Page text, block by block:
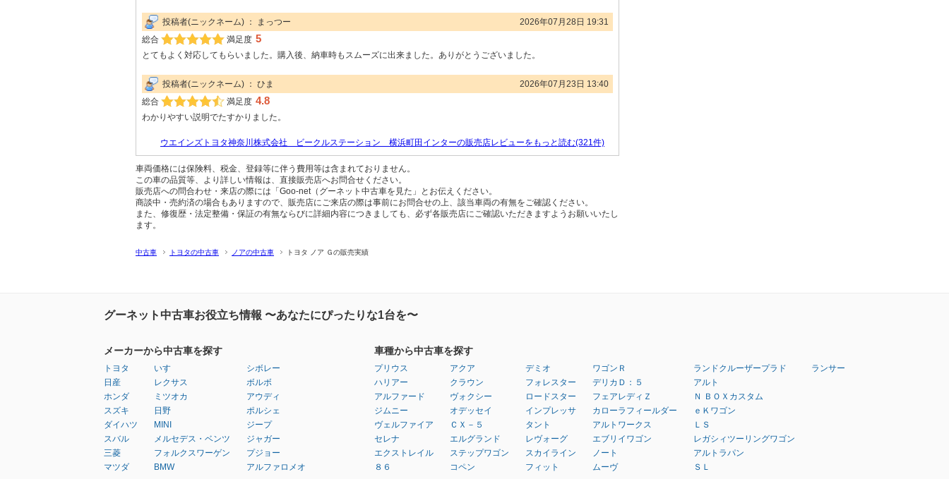
投稿者(ニックネーム) ： まっつー
2026年07月28日 19:31
総合
満足度 5
とてもよく対応してもらいました。購入後、納車時もスムーズに出来ました。ありがとうございました。
投稿者(ニックネーム) ： ひま
2026年07月23日 13:40
総合
満足度 4.8
わかりやすい説明でたすかりました。
ウエインズトヨタ神奈川株式会社 ビークルステーション 横浜町田インターの販売店レビューをもっと読む(321件)
車両価格には保険料、税金、登録等に伴う費用等は含まれておりません。
この車の品質等、より詳しい情報は、直接販売店へお問合せください。
販売店への問合わせ・来店の際には「Goo-net（グーネット中古車を見た」とお伝えください。
商談中・売約済の場合もありますので、販売店にご来店の際は事前にお問合せの上、該当車両の有無をご確認ください。
また、修復歴・法定整備・保証の有無ならびに詳細内容につきましても、必ず各販売店にご確認いただきますようお願いいたし
ます。
中古車 トヨタの中古車 ノアの中古車 トヨタ ノア Ｇの販売実績
グーネット中古車お役立ち情報 〜あなたにぴったりな1台を〜
メーカーから中古車を探す
トヨタ
日産
ホンダ
スズキ
ダイハツ
スバル
三菱
マツダ
いすゞ
レクサス
ミツオカ
日野
MINI
メルセデス・ベンツ
フォルクスワーゲン
BMW
シボレー
ボルボ
アウディ
ポルシェ
ジープ
ジャガー
プジョー
アルファロメオ
車種から中古車を探す
プリウス
ハリアー
アルファード
ジムニー
ヴェルファイア
セレナ
エクストレイル
８６
アクア
クラウン
ヴォクシー
オデッセイ
ＣＸ－５
エルグランド
ステップワゴン
コペン
デミオ
フォレスター
ロードスター
インプレッサ
タント
レヴォーグ
スカイライン
フィット
ワゴンＲ
デリカＤ：５
フェアレディＺ
カローラフィールダー
アルトワークス
エブリイワゴン
ノート
ムーヴ
ランドクルーザープラド
アルト
Ｎ ＢＯＸカスタム
ｅＫワゴン
ＬＳ
レガシィツーリングワゴン
アルトラパン
ＳＬ
ランサー